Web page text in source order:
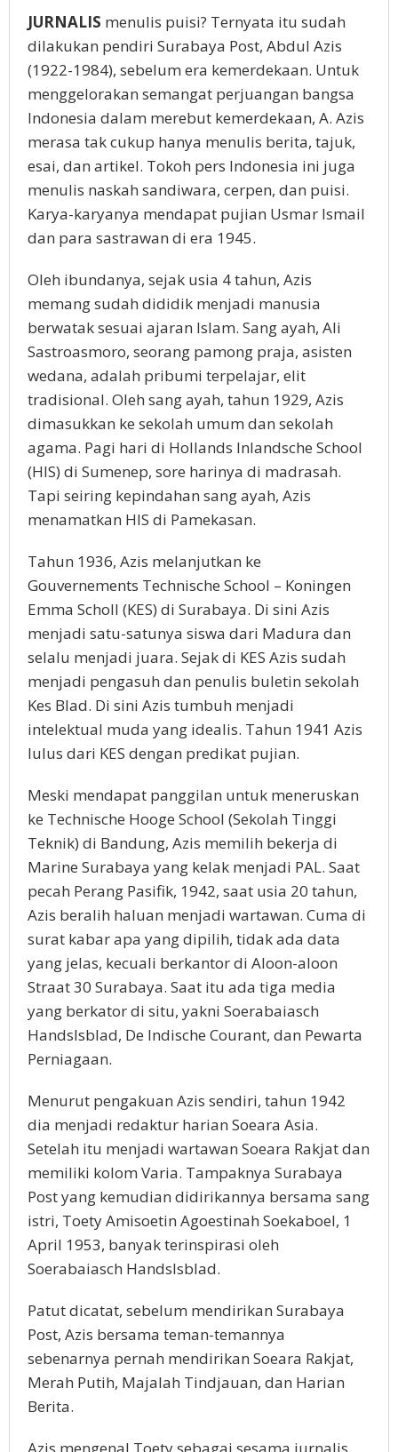
JURNALIS menulis puisi? Ternyata itu sudah
dilakukan pendiri Surabaya Post, Abdul Azis
(1922-1984), sebelum era kemerdekaan. Untuk
menggelorakan semangat perjuangan bangsa
Indonesia dalam merebut kemerdekaan, A. Azis
merasa tak cukup hanya menulis berita, tajuk,
esai, dan artikel. Tokoh pers Indonesia ini juga
menulis naskah sandiwara, cerpen, dan puisi.
Karya-karyanya mendapat pujian Usmar Ismail
dan para sastrawan di era 1945.
Oleh ibundanya, sejak usia 4 tahun, Azis
memang sudah dididik menjadi manusia
berwatak sesuai ajaran Islam. Sang ayah, Ali
Sastroasmoro, seorang pamong praja, asisten
wedana, adalah pribumi terpelajar, elit
tradisional. Oleh sang ayah, tahun 1929, Azis
dimasukkan ke sekolah umum dan sekolah
agama. Pagi hari di Hollands Inlandsche School
(HIS) di Sumenep, sore harinya di madrasah.
Tapi seiring kepindahan sang ayah, Azis
menamatkan HIS di Pamekasan.
Tahun 1936, Azis melanjutkan ke
Gouvernements Technische School – Koningen
Emma Scholl (KES) di Surabaya. Di sini Azis
menjadi satu-satunya siswa dari Madura dan
selalu menjadi juara. Sejak di KES Azis sudah
menjadi pengasuh dan penulis buletin sekolah
Kes Blad. Di sini Azis tumbuh menjadi
intelektual muda yang idealis. Tahun 1941 Azis
lulus dari KES dengan predikat pujian.
Meski mendapat panggilan untuk meneruskan
ke Technische Hooge School (Sekolah Tinggi
Teknik) di Bandung, Azis memilih bekerja di
Marine Surabaya yang kelak menjadi PAL. Saat
pecah Perang Pasifik, 1942, saat usia 20 tahun,
Azis beralih haluan menjadi wartawan. Cuma di
surat kabar apa yang dipilih, tidak ada data
yang jelas, kecuali berkantor di Aloon-aloon
Straat 30 Surabaya. Saat itu ada tiga media
yang berkator di situ, yakni Soerabaiasch
Handslsblad, De Indische Courant, dan Pewarta
Perniagaan.
Menurut pengakuan Azis sendiri, tahun 1942
dia menjadi redaktur harian Soeara Asia.
Setelah itu menjadi wartawan Soeara Rakjat dan
memiliki kolom Varia. Tampaknya Surabaya
Post yang kemudian didirikannya bersama sang
istri, Toety Amisoetin Agoestinah Soekaboel, 1
April 1953, banyak terinspirasi oleh
Soerabaiasch Handslsblad.
Patut dicatat, sebelum mendirikan Surabaya
Post, Azis bersama teman-temannya
sebenarnya pernah mendirikan Soeara Rakjat,
Merah Putih, Majalah Tindjauan, dan Harian
Berita.